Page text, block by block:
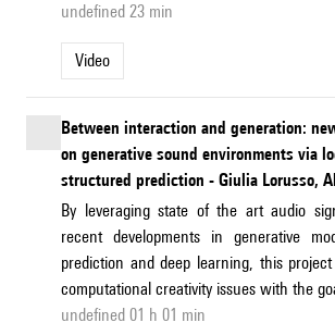
undefined 23 min
Video
Between interaction and generation:
on generative sound environments via
structured prediction - Giulia Lorusso,
By leveraging state of the art audio
recent developments in generative
prediction and deep learning, this
computational creativity issues with the
undefined 01 h 01 min